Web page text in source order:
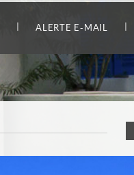
ALERTE E-MAIL